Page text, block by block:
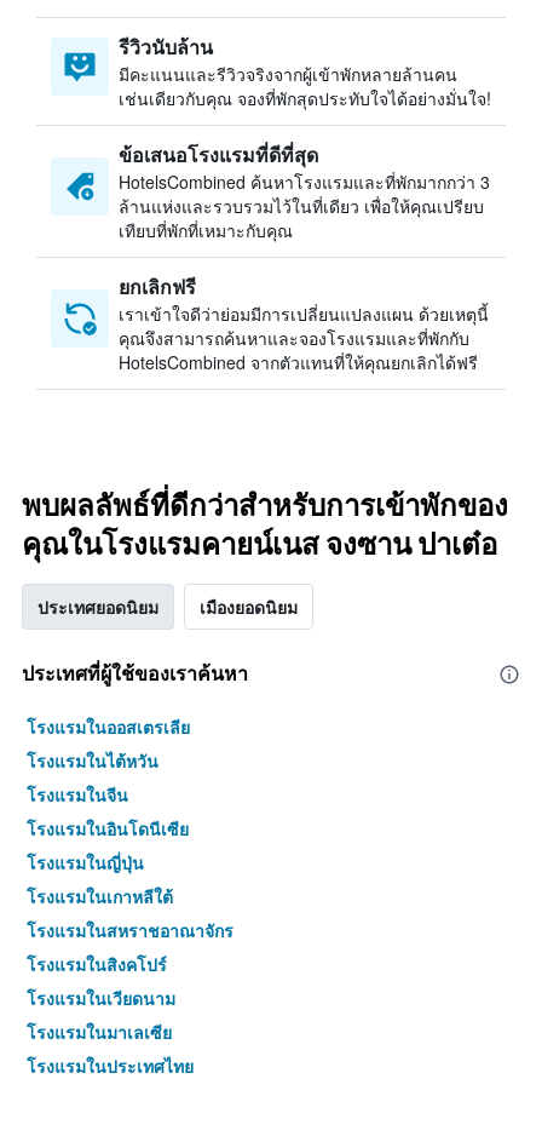
รีวิวนับล้าน
มีคะแนนและรีวิวจริงจากผู้เข้าพักหลายล้านคน
เช่นเดียวกับคุณ จองที่พักสุดประทับใจได้อย่างมั่นใจ!
ข้อเสนอโรงแรมที่ดีที่สุด
HotelsCombined ค้นหาโรงแรมและที่พักมากกว่า 3
ล้านแห่งและรวบรวมไว้ในที่เดียว เพื่อให้คุณเปรียบ
เทียบที่พักที่เหมาะกับคุณ
ยกเลิกฟรี
เราเข้าใจดีว่าย่อมมีการเปลี่ยนแปลงแผน ด้วยเหตุนี้
คุณจึงสามารถค้นหาและจองโรงแรมและที่พักกับ
HotelsCombined จากตัวแทนที่ให้คุณยกเลิกได้ฟรี
พบผลลัพธ์ที่ดีกว่าสำหรับการเข้าพักของ
คุณในโรงแรมคายน์เนส จงซาน ปาเต๋อ
ประเทศยอดนิยม เมืองยอดนิยม
ประเทศที่ผู้ใช้ของเราค้นหา
โรงแรมในออสเตรเลีย
โรงแรมในไต้หวัน
โรงแรมในจีน
โรงแรมในอินโดนีเซีย
โรงแรมในญี่ปุ่น
โรงแรมในเกาหลีใต้
โรงแรมในสหราชอาณาจักร
โรงแรมในสิงคโปร์
โรงแรมในเวียดนาม
โรงแรมในมาเลเซีย
โรงแรมในประเทศไทย